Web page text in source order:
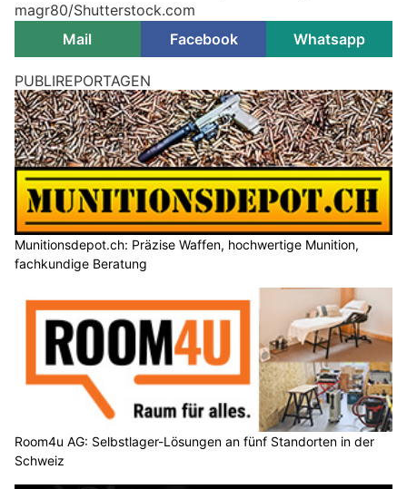
magr80/Shutterstock.com
Mail
Facebook Whatsapp
PUBLIREPORTAGEN
Munitionsdepot.ch: Präzise Waffen, hochwertige Munition,
fachkundige Beratung
Room4u AG: Selbstlager-Lösungen an fünf Standorten in der
Schweiz